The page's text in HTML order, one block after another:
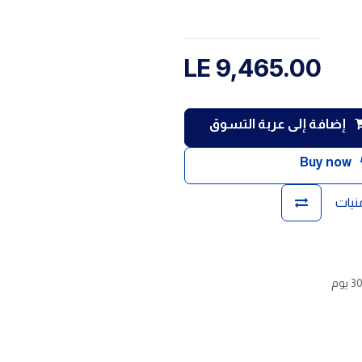
إضافة إلى عربة التسوق
Buy now
9,465.00